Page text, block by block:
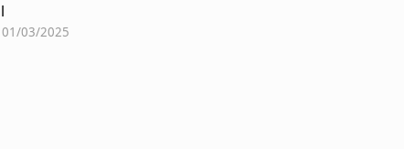
01/03/2025